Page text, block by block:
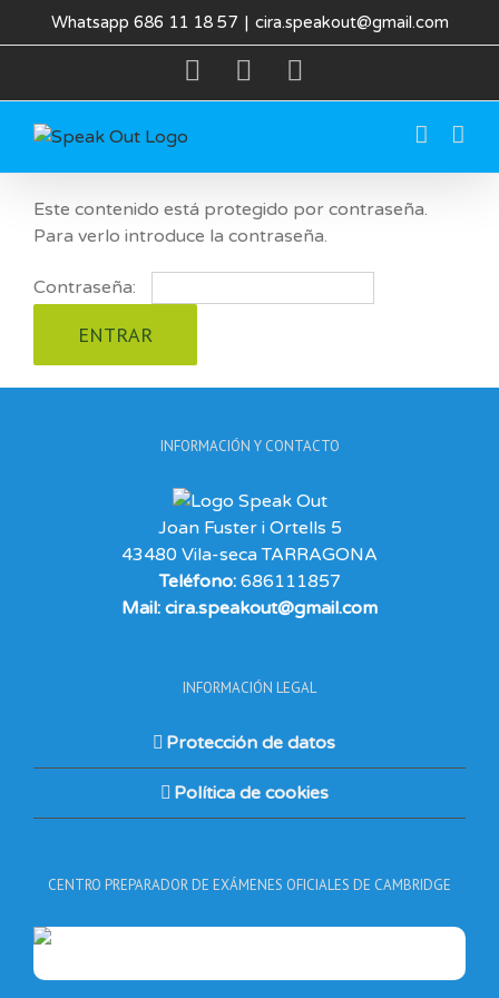
al
Whatsapp 686 11 18 57 | cira.speakout@gmail.com
facebookinstagram
Este contenido está protegido por contraseña.
Para verlo introduce la contraseña.
Contraseña:
INFORMACIÓN Y CONTACTO
Joan Fuster i Ortells 5
43480 Vila-seca TARRAGONA
Teléfono:686111857
Mail: cira.speakout@gmail.com
INFORMACIÓN LEGAL
Protección de datos
Política de cookies
CENTRO PREPARADOR DE EXÁMENES OFICIALES DE CAMBRIDGE